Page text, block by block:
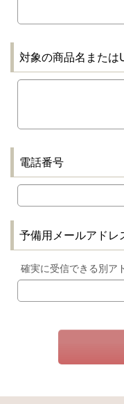
対象の商品名または
電話番号
予備用メールアドレ
確実に受信できる別ア